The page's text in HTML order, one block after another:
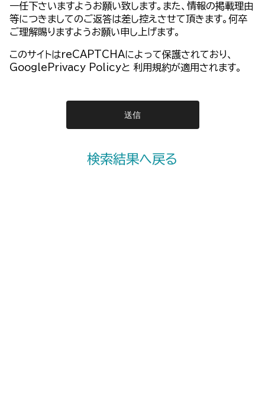
一任下さいますようお願い致します。また、情報の掲載理由
等につきましてのご返答は差し控えさせて頂きます。何卒
ご理解賜りますようお願い申し上げます。
このサイトはreCAPTCHAによって保護されており、
GooglePrivacy Policyと 利用規約が適用されます。
検索結果へ戻る